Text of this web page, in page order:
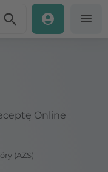
Online
(AZS)